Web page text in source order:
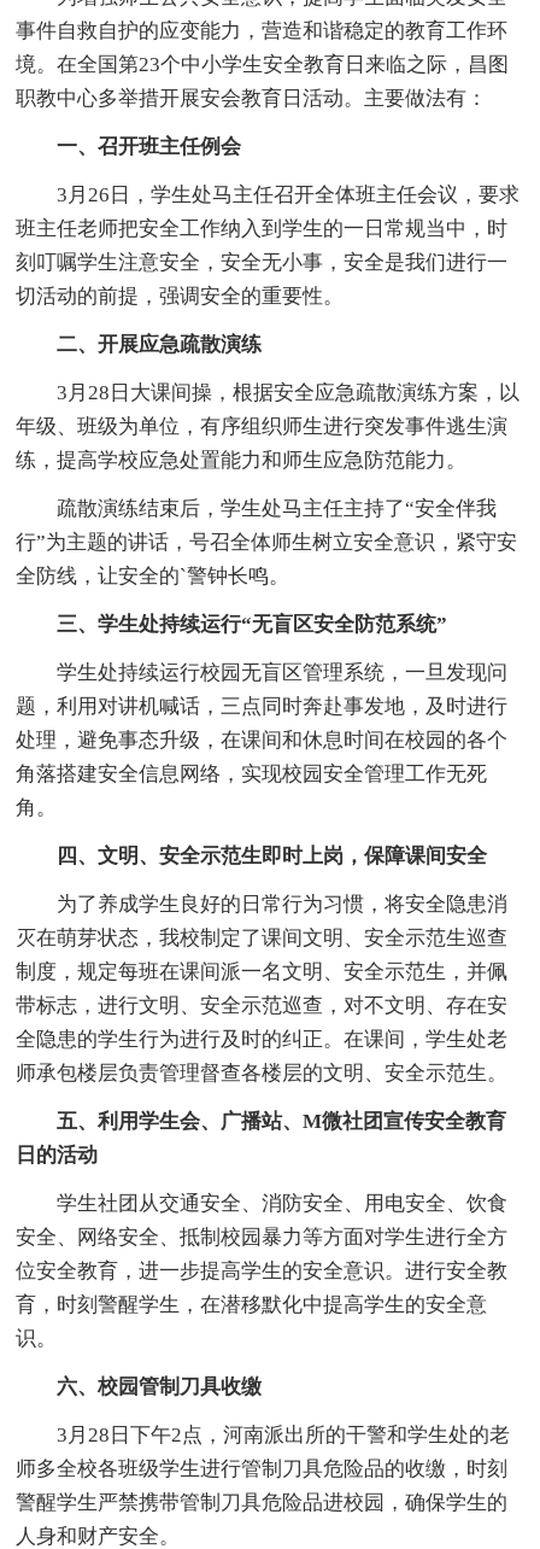
事件自救自护的应变能力，营造和谐稳定的教育工作环
境。在全国第23个中小学生安全教育日来临之际，昌图
职教中心多举措开展安会教育日活动。主要做法有：
一、召开班主任例会
3月26日，学生处马主任召开全体班主任会议，要求
班主任老师把安全工作纳入到学生的一日常规当中，时
刻叮嘱学生注意安全，安全无小事，安全是我们进行一
切活动的前提，强调安全的重要性。
二、开展应急疏散演练
3月28日大课间操，根据安全应急疏散演练方案，以
年级、班级为单位，有序组织师生进行突发事件逃生演
练，提高学校应急处置能力和师生应急防范能力。
疏散演练结束后，学生处马主任主持了“安全伴我
行”为主题的讲话，号召全体师生树立安全意识，紧守安
全防线，让安全的`警钟长鸣。
三、学生处持续运行“无盲区安全防范系统”
学生处持续运行校园无盲区管理系统，一旦发现问
题，利用对讲机喊话，三点同时奔赴事发地，及时进行
处理，避免事态升级，在课间和休息时间在校园的各个
角落搭建安全信息网络，实现校园安全管理工作无死
角。
四、文明、安全示范生即时上岗，保障课间安全
为了养成学生良好的日常行为习惯，将安全隐患消
灭在萌芽状态，我校制定了课间文明、安全示范生巡查
制度，规定每班在课间派一名文明、安全示范生，并佩
带标志，进行文明、安全示范巡查，对不文明、存在安
全隐患的学生行为进行及时的纠正。在课间，学生处老
师承包楼层负责管理督查各楼层的文明、安全示范生。
五、利用学生会、广播站、M微社团宣传安全教育
日的活动
学生社团从交通安全、消防安全、用电安全、饮食
安全、网络安全、抵制校园暴力等方面对学生进行全方
位安全教育，进一步提高学生的安全意识。进行安全教
育，时刻警醒学生，在潜移默化中提高学生的安全意
识。
六、校园管制刀具收缴
3月28日下午2点，河南派出所的干警和学生处的老
师多全校各班级学生进行管制刀具危险品的收缴，时刻
警醒学生严禁携带管制刀具危险品进校园，确保学生的
人身和财产安全。